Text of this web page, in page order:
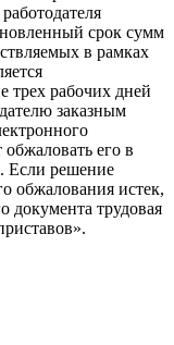
срок сумм
в рамках
трех рабочих дней
заказным
его в
Если решение
обжалования истек,
документа трудовая